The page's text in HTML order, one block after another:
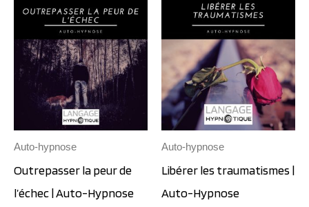
Auto-hypnose
Outrepasser la peur de
l’échec | Auto-Hypnose
Auto-hypnose
Libérer les traumatismes |
Auto-Hypnose